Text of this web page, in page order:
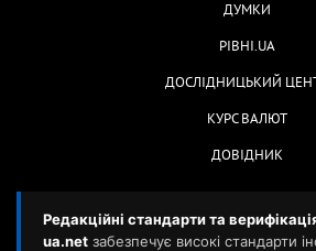
ДУМКИ
РІВНІ.UA
ДОСЛІДНИЦЬКИЙ
КУРС ВАЛЮТ
ДОВІДНИК
Редакційні стандарти та
ua.net забезпечує високі стандарти